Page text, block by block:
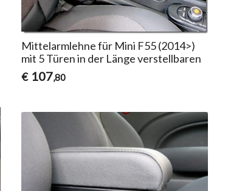
Mittelarmlehne für Mini F55 (2014>)
mit 5 Türen in der Länge verstellbaren
€ 107,80